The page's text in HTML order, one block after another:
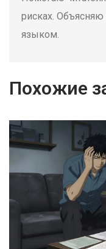
рисках.
языком.
Похожие